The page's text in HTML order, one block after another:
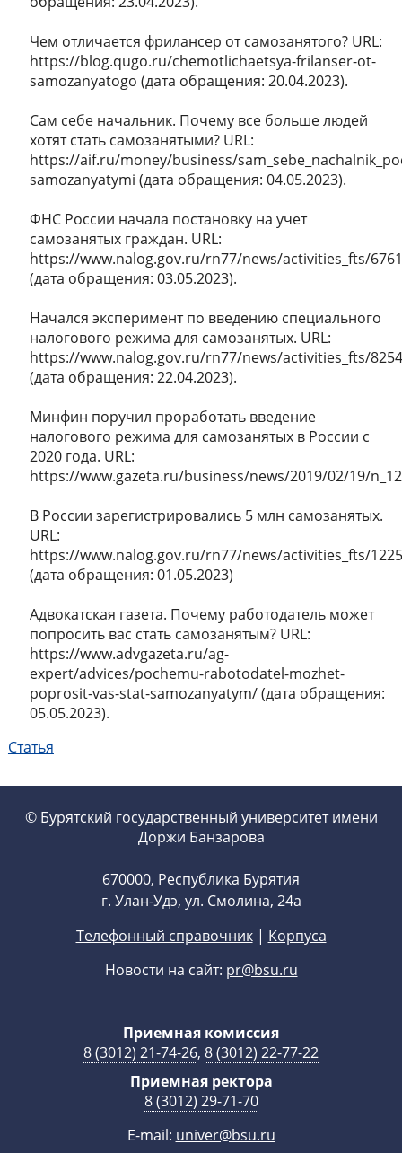
Чем отличается фрилансер от самозанятого? URL:
https://blog.qugo.ru/chemotlichaetsya-frilanser-ot-
samozanyatogo (дата обращения: 20.04.2023).
Сам себе начальник. Почему все больше людей
хотят стать самозанятыми? URL:
https://aif.ru/money/business/
samozanyatymi (дата обращения: 04.05.2023).
ФНС России начала постановку на учет
самозанятых граждан. URL:
https://www.nalog.gov.ru/rn77/news/activities_fts/
(дата обращения: 03.05.2023).
Начался эксперимент по введению специального
налогового режима для самозанятых. URL:
https://www.nalog.gov.ru/rn77/news/activities_fts/
(дата обращения: 22.04.2023).
Минфин поручил проработать введение
налогового режима для самозанятых в России с
2020 года. URL:
https://www.gazeta.ru/business/news/2019/02/19/
В России зарегистрировались 5 млн самозанятых.
URL:
https://www.nalog.gov.ru/rn77/news/activities_fts/
(дата обращения: 01.05.2023)
Адвокатская газета. Почему работодатель может
попросить вас стать самозанятым? URL:
https://www.advgazeta.ru/ag-
expert/advices/pochemu-rabotodatel-mozhet-
poprosit-vas-stat-samozanyatym/ (дата обращения:
05.05.2023).
Статья
© Бурятский государственный университет имени
Доржи Банзарова
670000, Республика Бурятия
г. Улан-Удэ, ул. Смолина, 24а
Телефонный справочник| Корпуса
Новости на сайт: pr@bsu.ru
Приемная комиссия
8 (3012) 21-74-26, 8 (3012) 22-77-22
Приемная ректора
8 (3012) 29-71-70
E-mail: univer@bsu.ru